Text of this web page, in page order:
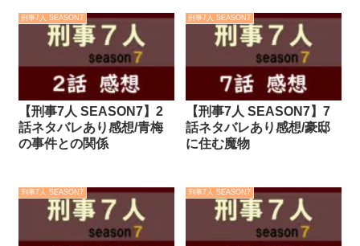
刑事7人 SEASON7
【刑事7人 SEASON7】2
話ネタバレあり感想/青梅
の事件との関係
刑事7人 SEASON7
【刑事7人 SEASON7】7
話ネタバレあり感想/豪邸
に住む魔物
刑事7人 SEASON7 刑事7人 SEASON7